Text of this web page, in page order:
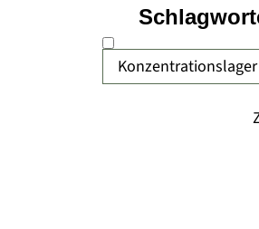
Konzentrationslager